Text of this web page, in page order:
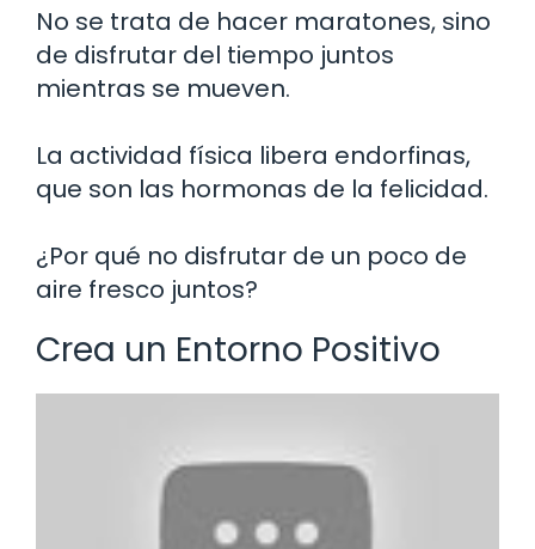
No se trata de hacer maratones, sino
de disfrutar del tiempo juntos
mientras se mueven.
La actividad física libera endorfinas,
que son las hormonas de la felicidad.
¿Por qué no disfrutar de un poco de
aire fresco juntos?
Crea un Entorno Positivo